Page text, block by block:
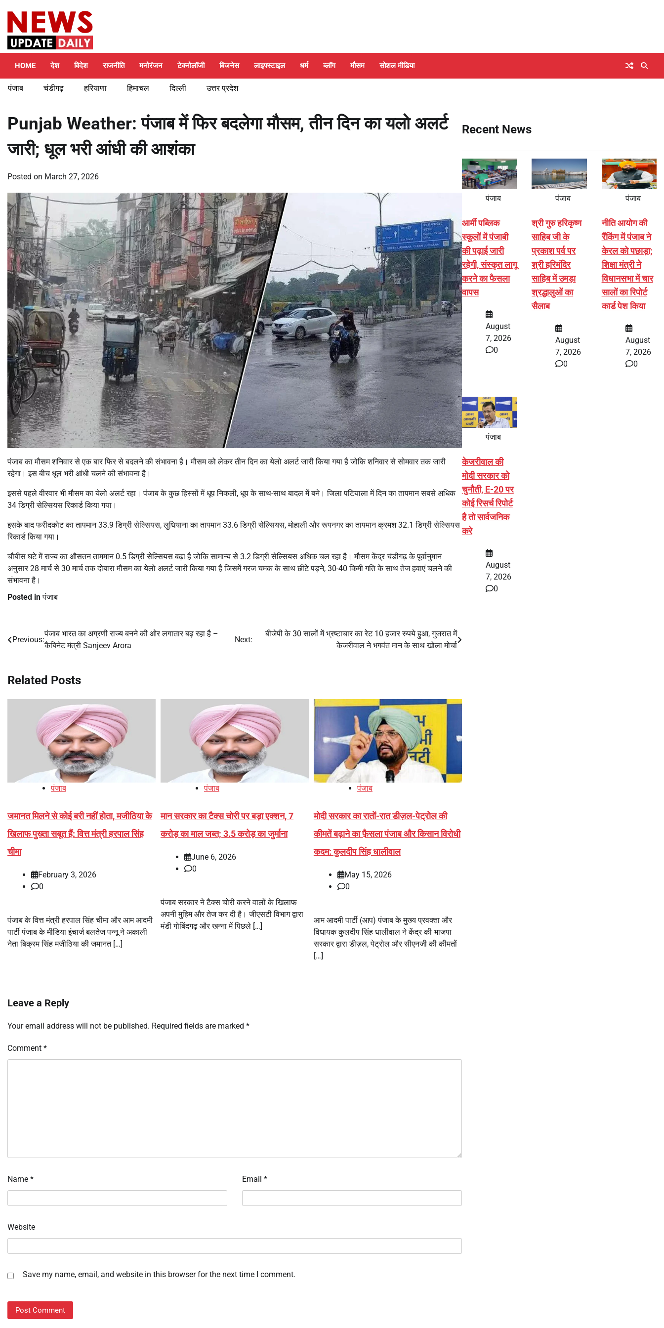
content
HOME देश विदेश राजनीति मनोरंजन टेक्नोलॉजी बिजनेस लाइफ्स्टाइल धर्म ब्लॉग मौसम सोशल मीडिया
पंजाब चंडीगढ़ हरियाणा हिमाचल दिल्ली उत्तर प्रदेश
Punjab Weather: पंजाब में फिर बदलेगा मौसम, तीन दिन का यलो अलर्ट
जारी; धूल भरी आंधी की आशंका
Posted on March 27, 2026
पंजाब का मौसम शनिवार से एक बार फिर से बदलने की संभावना है। मौसम को लेकर तीन दिन का येलो अलर्ट जारी किया गया है जोकि शनिवार से सोमवार तक जारी
रहेगा। इस बीच धूल भरी आंधी चलने की संभावना है।
इससे पहले वीरवार भी मौसम का येलो अलर्ट रहा। पंजाब के कुछ हिस्सों में धूप निकली, धूप के साथ-साथ बादल में बने। जिला पटियाला में दिन का तापमान सबसे अधिक
34 डिग्री सेल्सियस रिकार्ड किया गया।
इसके बाद फरीदकोट का तापमान 33.9 डिग्री सेल्सियस, लुधियाना का तापमान 33.6 डिग्री सेल्सियस, मोहाली और रूपनगर का तापमान क्रमश 32.1 डिग्री सेल्सियस
रिकार्ड किया गया।
चौबीस घटे में राज्य का औसतन ताममान 0.5 डिग्री सेल्सियस बढ़ा है जोकि सामान्य से 3.2 डिग्री सेल्सियस अधिक चल रहा है। मौसम केंद्र चंडीगढ़ के पूर्वानुमान
अनुसार 28 मार्च से 30 मार्च तक दोबारा मौसम का येलो अलर्ट जारी किया गया है जिसमें गरज चमक के साथ छींटे पड़ने, 30-40 किमी गति के साथ तेज हवाएं चलने की
संभावना है।
Posted inपंजाब
Post
Previous:
पंजाब भारत का अग्रणी राज्य बनने की ओर लगातार बढ़ रहा है –
कैबिनेट मंत्री Sanjeev Arora
Next:
बीजेपी के 30 सालों में भ्रष्टाचार का रेट 10 हजार रुपये हुआ, गुजरात में
केजरीवाल ने भगवंत मान के साथ खोला मोर्चा
Related Posts
पंजाब
जमानत मिलने से कोई बरी नहीं होता, मजीठिया के
खिलाफ पुख्ता सबूत हैं: वित्त मंत्री हरपाल सिंह
चीमा
February 3, 2026
0
पंजाब के वित्त मंत्री हरपाल सिंह चीमा और आम आदमी
पार्टी पंजाब के मीडिया इंचार्ज बलतेज पन्नू ने अकाली
नेता बिक्रम सिंह मजीठिया की जमानत […]
पंजाब
मान सरकार का टैक्स चोरी पर बड़ा एक्शन, 7
करोड़ का माल जब्त; 3.5 करोड़ का जुर्माना
June 6, 2026
0
पंजाब सरकार ने टैक्स चोरी करने वालों के खिलाफ
अपनी मुहिम और तेज कर दी है। जीएसटी विभाग द्वारा
मंडी गोबिंदगढ़ और खन्ना में पिछले […]
पंजाब
मोदी सरकार का रातों-रात डीज़ल-पेट्रोल की
कीमतें बढ़ाने का फ़ैसला पंजाब और किसान विरोधी
कदम: कुलदीप सिंह धालीवाल
May 15, 2026
0
आम आदमी पार्टी (आप) पंजाब के मुख्य प्रवक्ता और
विधायक कुलदीप सिंह धालीवाल ने केंद्र की भाजपा
सरकार द्वारा डीज़ल, पेट्रोल और सीएनजी की कीमतों
[…]
Leave a Reply
Your email address will not be published. Required fields are marked *
Comment *
Name * Email *
Website
Save my name, email, and website in this browser for the next time I comment.
Recent News
पंजाब
आर्मी पब्लिक
स्कूलों में पंजाबी
की पढ़ाई जारी
रहेगी, संस्कृत लागू
करने का फैसला
वापस
August
7, 2026
0
पंजाब
श्री गुरु हरिकृष्ण
साहिब जी के
प्रकाश पर्व पर
श्री हरिमंदिर
साहिब में उमड़ा
श्रद्धालुओं का
सैलाब
August
7, 2026
0
पंजाब
नीति आयोग की
रैंकिंग में पंजाब ने
केरल को पछाड़ा;
शिक्षा मंत्री ने
विधानसभा में चार
सालों का रिपोर्ट
कार्ड पेश किया
August
7, 2026
0
पंजाब
केजरीवाल की
मोदी सरकार को
चुनौती, E-20 पर
कोई रिसर्च रिपोर्ट
है तो सार्वजनिक
करे
August
7, 2026
0